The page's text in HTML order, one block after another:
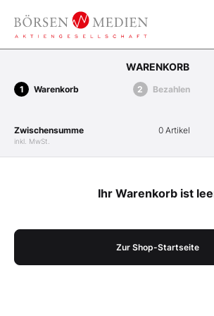
WARENKORB
Warenkorb Bezahlen
Zwischensumme
inkl. MwSt.
0 Artikel
Ihr Warenkorb ist
Zur Shop-Startseite